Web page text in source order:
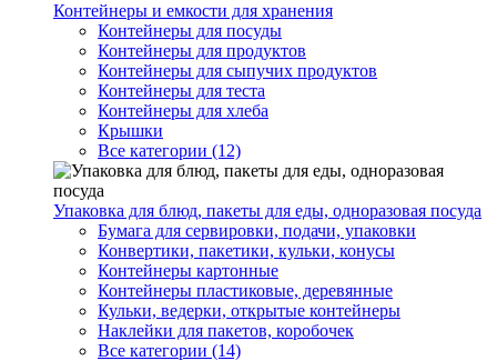
Контейнеры и емкости для хранения
Контейнеры для посуды
Контейнеры для продуктов
Контейнеры для сыпучих продуктов
Контейнеры для теста
Контейнеры для хлеба
Крышки
Все категории (12)
Упаковка для блюд, пакеты для еды, одноразовая посуда
Бумага для сервировки, подачи, упаковки
Конвертики, пакетики, кульки, конусы
Контейнеры картонные
Контейнеры пластиковые, деревянные
Кульки, ведерки, открытые контейнеры
Наклейки для пакетов, коробочек
Все категории (14)